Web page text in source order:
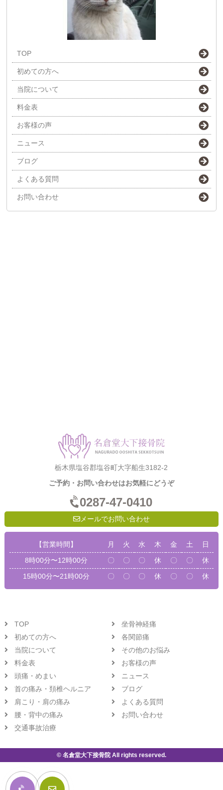
TOP
初めての方へ
当院について
料金表
お客様の声
ニュース
ブログ
よくある質問
お問い合わせ
栃木県塩谷郡塩谷町大字船生3182-2
ご予約・お問い合わせはお気軽にどうぞ
0287-47-0410
メールでお問い合わせ
【営業時間】 月 火 水 木 金 土
日
8時00分〜12時00分
〇 〇 〇 休 〇 〇
休
15時00分〜21時00分
〇 〇 〇 休 〇 〇 休
TOP
初めての方へ
当院について
料金表
頭痛・めまい
首の痛み・頚椎ヘルニア
肩こり・肩の痛み
腰・背中の痛み
交通事故治療
坐骨神経痛
各関節痛
その他のお悩み
お客様の声
ニュース
ブログ
よくある質問
お問い合わせ
© 名倉堂大下接骨院 All rights reserved.